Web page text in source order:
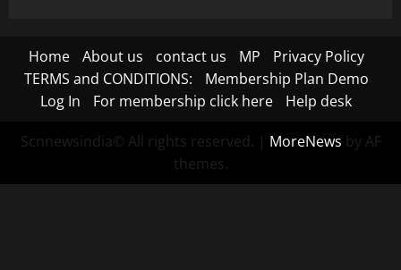
Home About us contact us MP
Privacy Policy
TERMS and CONDITIONS:
Membership Plan Demo
Log In
For membership click here Help desk
Scnnewsindia© All rights reserved. | MoreNews by AF
themes.